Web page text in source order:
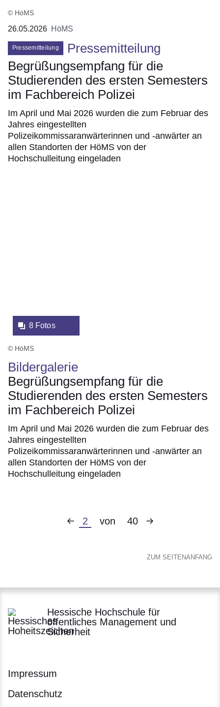
© HöMS
26.05.2026 HöMS
Pressemitteilung
Pressemitteilung
Begrüßungsempfang für die
Studierenden des ersten Semesters
im Fachbereich Polizei
Im April und Mai 2026 wurden die zum Februar des
Jahres eingestellten
Polizeikommissaranwärterinnen und -anwärter an
allen Standorten der HöMS von der
Hochschulleitung eingeladen
8 Fotos
© HöMS
Bildergalerie
Begrüßungsempfang für die
Studierenden des ersten Semesters
im Fachbereich Polizei
Im April und Mai 2026 wurden die zum Februar des
Jahres eingestellten
Polizeikommissaranwärterinnen und -anwärter an
allen Standorten der HöMS von der
Hochschulleitung eingeladen
Vorherige
Aktuelle
2 von 40
Nächste
ZUM SEITENANFANG
Hessische Hochschule für
öffentliches Management und
Sicherheit
Impressum
Datenschutz